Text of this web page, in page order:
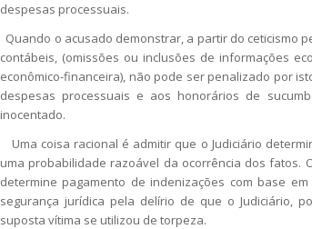
despesas processuais.
Quando o acusado demonstrar, a partir do ceticismo
contábeis, (omissões ou inclusões de informações
econômico-financeira), não pode ser penalizado por
despesas processuais e aos honorários de
inocentado.
Uma coisa racional é admitir que o Judiciário
uma probabilidade razoável da ocorrência dos fatos.
determine pagamento de indenizações com base
segurança jurídica pela delírio de que o Judiciário,
suposta vítima se utilizou de torpeza.